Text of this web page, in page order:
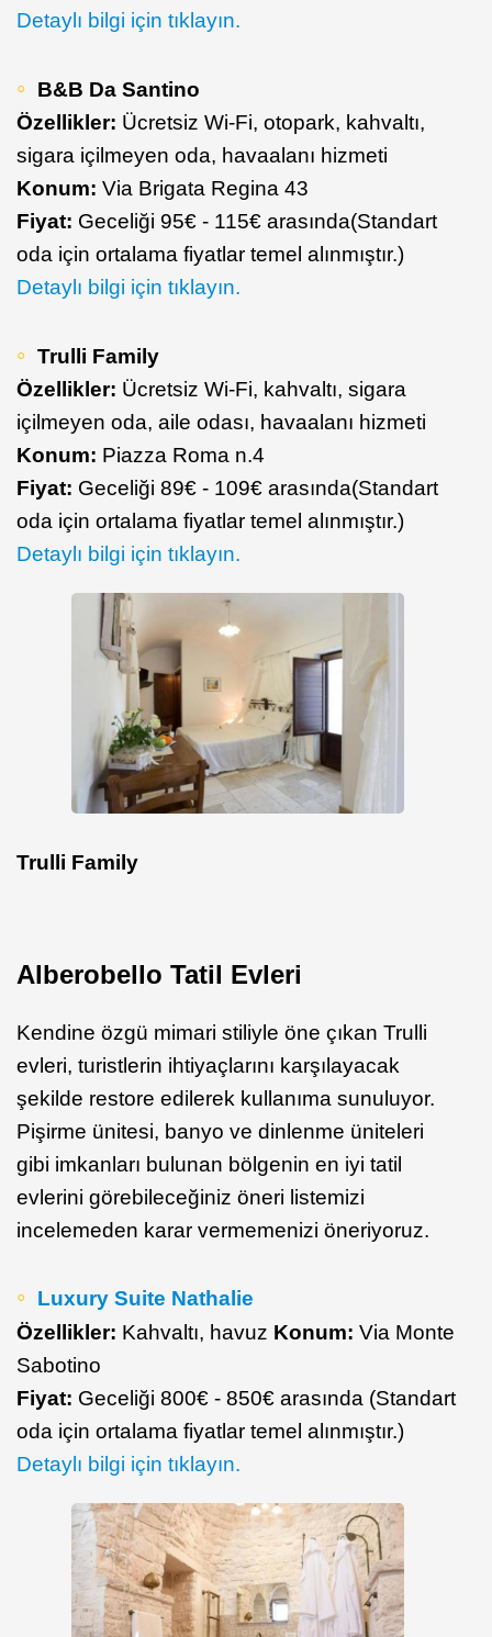
Detaylı bilgi için tıklayın.
B&B Da Santino
Özellikler: Ücretsiz Wi-Fi, otopark, kahvaltı,
sigara içilmeyen oda, havaalanı hizmeti
Konum: Via Brigata Regina 43
Fiyat: Geceliği 95€ - 115€ arasında(Standart
oda için ortalama fiyatlar temel alınmıştır.)
Detaylı bilgi için tıklayın.
Trulli Family
Özellikler: Ücretsiz Wi-Fi, kahvaltı, sigara
içilmeyen oda, aile odası, havaalanı hizmeti
Konum: Piazza Roma n.4
Fiyat: Geceliği 89€ - 109€ arasında(Standart
oda için ortalama fiyatlar temel alınmıştır.)
Detaylı bilgi için tıklayın.
Trulli Family
Alberobello Tatil Evleri
Kendine özgü mimari stiliyle öne çıkan Trulli
evleri, turistlerin ihtiyaçlarını karşılayacak
şekilde restore edilerek kullanıma sunuluyor.
Pişirme ünitesi, banyo ve dinlenme üniteleri
gibi imkanları bulunan bölgenin en iyi tatil
evlerini görebileceğiniz öneri listemizi
incelemeden karar vermemenizi öneriyoruz.
Luxury Suite Nathalie
Özellikler: Kahvaltı, havuz Konum: Via Monte
Sabotino
Fiyat: Geceliği 800€ - 850€ arasında (Standart
oda için ortalama fiyatlar temel alınmıştır.)
Detaylı bilgi için tıklayın.